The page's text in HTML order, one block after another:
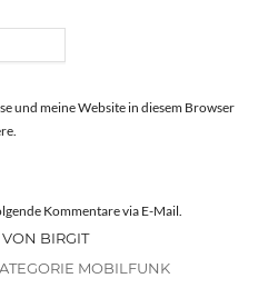
und meine Website in diesem Browser
Kommentare via E-Mail.
BIRGIT
MOBILFUNK